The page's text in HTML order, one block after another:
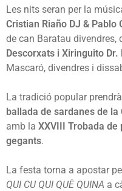
Les nits seran per la
Cristian Riaño DJ & Pablo
de can Baratau
Descorxats i Xiringuito Dr.
Mascaró, divendres i
La tradició popular
ballada de sardanes de la
amb la XXVIII Trobada
gegants.
La festa torna a apostar
QUI CU QUI QUÈ QUINA a